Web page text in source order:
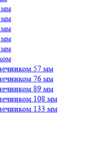
мм
мм
мм
мм
мм
57 мм
76 мм
89 мм
108 мм
133 мм